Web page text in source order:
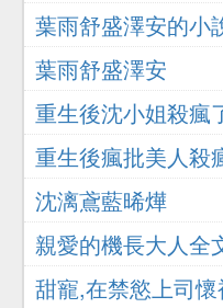
葉雨舒盛澤安的小
葉雨舒盛澤安
重生後沈小姐殺瘋
重生後瘋批美人殺
沈漓鳶藍晞燁
親愛的機長大人全
甜寵,在禁慾上司